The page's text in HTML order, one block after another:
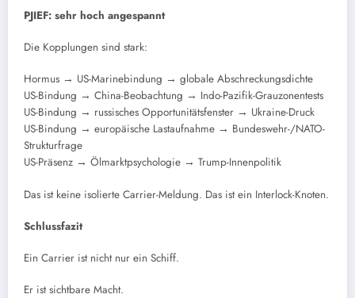
PJIEF: sehr hoch angespannt
Die Kopplungen sind stark:
Hormus → US-Marinebindung → globale Abschreckungsdichte
US-Bindung → China-Beobachtung → Indo-Pazifik-Grauzonentests
US-Bindung → russisches Opportunitätsfenster → Ukraine-Druck
US-Bindung → europäische Lastaufnahme → Bundeswehr-/NATO-
Strukturfrage
US-Präsenz → Ölmarktpsychologie → Trump-Innenpolitik
Das ist keine isolierte Carrier-Meldung. Das ist ein Interlock-Knoten.
Schlussfazit
Ein Carrier ist nicht nur ein Schiff.
Er ist sichtbare Macht.